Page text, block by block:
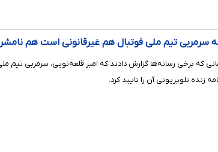
زنده تلویزیونی آن را تایید کرد.